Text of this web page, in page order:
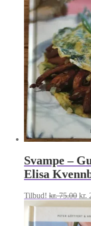
Svampe –
Elisa
Tilbud! kr.75.00
pris
var:
kr.